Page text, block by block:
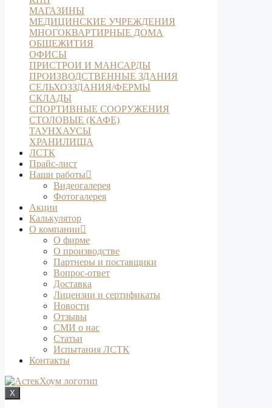
МАГАЗИНЫ
МЕДИЦИНСКИЕ УЧРЕЖДЕНИЯ
МНОГОКВАРТИРНЫЕ ДОМА
ОБЩЕЖИТИЯ
ОФИСЫ
ПРИСТРОИ И МАНСАРДЫ
ПРОИЗВОДСТВЕННЫЕ ЗДАНИЯ
СЕЛЬХОЗЗДАНИЯ/ФЕРМЫ
СКЛАДЫ
СПОРТИВНЫЕ СООРУЖЕНИЯ
СТОЛОВЫЕ (КАФЕ)
ТАУНХАУСЫ
ХРАНИЛИЩА
ЛСТК
Прайс-лист
Наши работы
Видеогалерея
Фотогалерея
Акции
Калькулятор
О компании
О фирме
О производстве
Партнеры и поставщики
Вопрос-ответ
Доставка
Лицензии и сертификаты
Новости
Отзывы
СМИ о нас
Статьи
Испытания ЛСТК
Контакты
X